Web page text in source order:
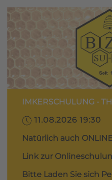
IMKERSCHULUNG -
11.08.2026 19:30
Natürlich auch
Link zur
Bitte Laden Sie sich